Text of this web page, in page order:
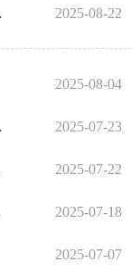
2025-08-22
2025-08-04
2025-07-23
2025-07-22
2025-07-18
2025-07-07